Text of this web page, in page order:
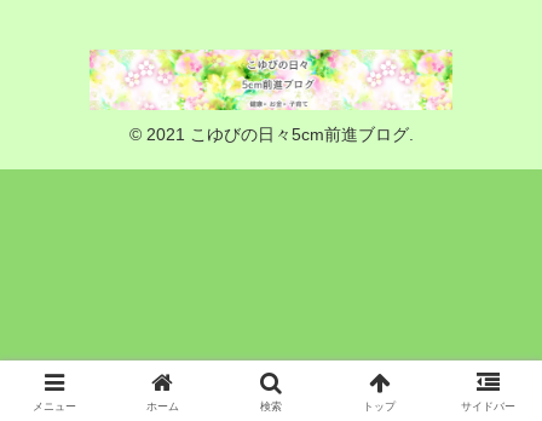
© 2021 こゆびの日々5cm前進ブログ.
メニュー ホーム 検索 トップ サイドバー